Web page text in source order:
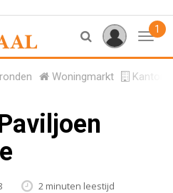
1
Woningmarkt
2 minuten leestijd